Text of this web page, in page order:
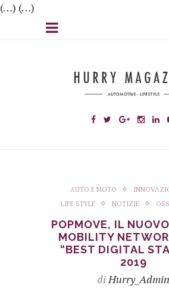
(…) (…)
AUTO E MOTO
LIFE STYLE
NOTIZIE
POPMOVE, IL
MOBILITY
“BEST DIGITAL
2019
diHurry_Admin